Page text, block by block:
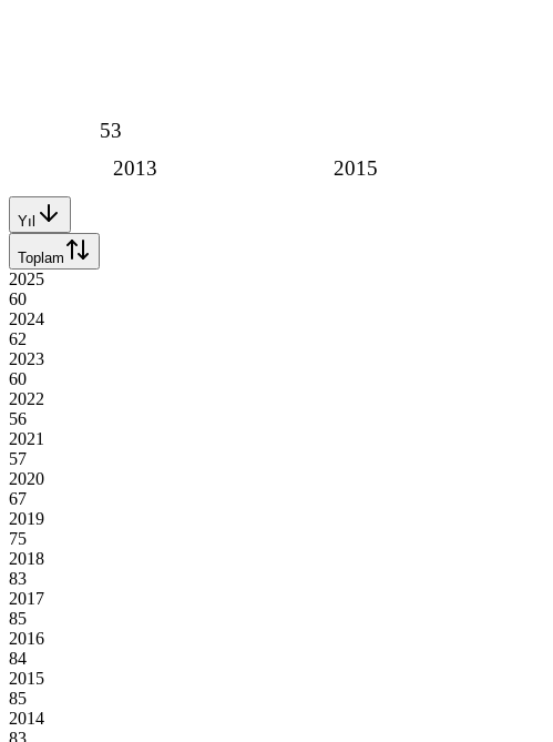
2013 2015
53
Yıl
Toplam
2025
60
2024
62
2023
60
2022
56
2021
57
2020
67
2019
75
2018
83
2017
85
2016
84
2015
85
2014